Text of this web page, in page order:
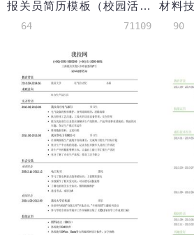
报关员简历模板（校园活动多）
64 71109 90